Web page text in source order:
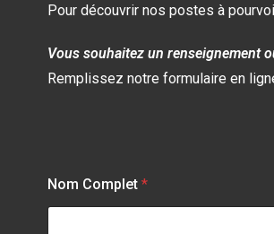
Pour découvrir nos postes à
Vous souhaitez un renseignement
Remplissez notre formulaire en
Nom Complet *